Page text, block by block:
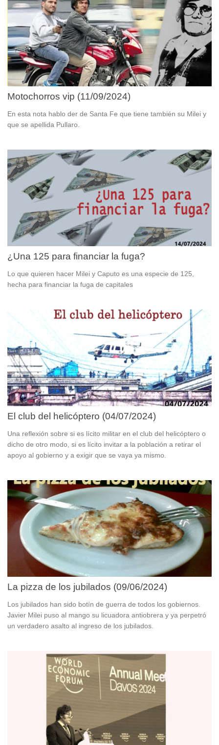
Motochorros vip (11/09/2024)
En esta nota hablo der de Santa Fe que tiene también su Milei y
que se apellida Pullaro.
¿Una 125 para financiar la fuga?
Lo que quieren hacer Milei y Caputo es una especie de 125,
hecha para financiar la fuga de capitales
El club del helicóptero (04/07/2024)
Una reflexión sobre si es lícito militar en el club del helicóptero o
dicho de otro modo, si es lícito invitar a la población a retirar el
apoyo al gobierno y a exigir que se vaya ya mismo.
La pizza de los jubilados (09/06/2024)
Los jubilados han sido botín de guerra de todos los gobiernos.
Javier Milei puso al mango su licuadora antiobrera y ya perpetró
un verdadero asalto al ingreso de los jubilados.